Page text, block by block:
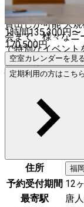
高品質な映像を投
貸出しが可能 大規模なカンファレンスから、小規模な発表
会まで、様々なニ
で特別なイベントをご実施
ついては、事前に
性上、「スペー
席数にてご判断
のため、空室状
をいただいた後
1時間135,300円〜
170,500円
空室カレンダーを見
定期利用の方はこちら
住所 福
予約受付期間 12
最寄駅
唐